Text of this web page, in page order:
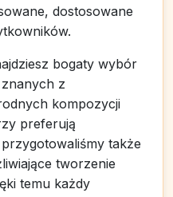
dostosowane
bogaty wybór
z
kompozycji
preferują
także
tworzenie
temu każdy